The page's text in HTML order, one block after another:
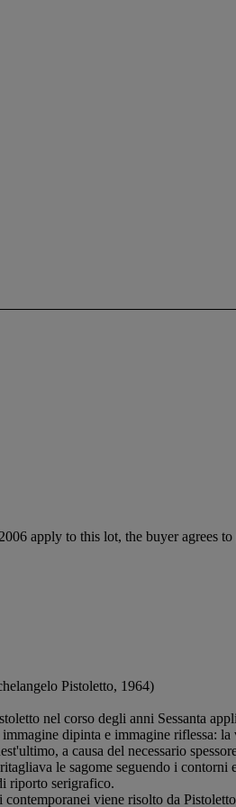
apply to this lot, the buyer agrees
Pistoletto, 1964)
nel corso degli anni Sessanta
dipinta e immagine riflessa:
a causa del necessario
le sagome seguendo i
riporto serigrafico.
viene risolto da